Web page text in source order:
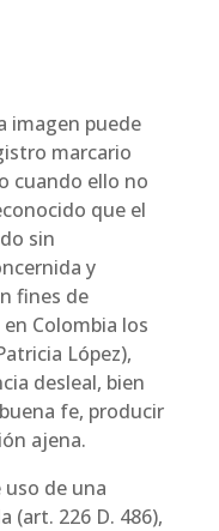
imagen puede
marcario
cuando ello no
que el
sin
y
fines de
Colombia los
López),
desleal, bien
fe, producir
ajena.
de una
(art. 226 D. 486),